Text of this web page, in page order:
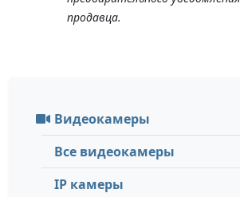
продавца.
Видеокамеры
Все видеокамеры
IP камеры